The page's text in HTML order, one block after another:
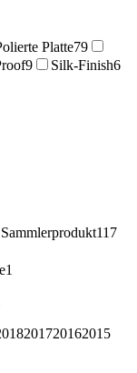
Platte79
9 Silk-Finish6
Sammlerprodukt117
1
201720162015